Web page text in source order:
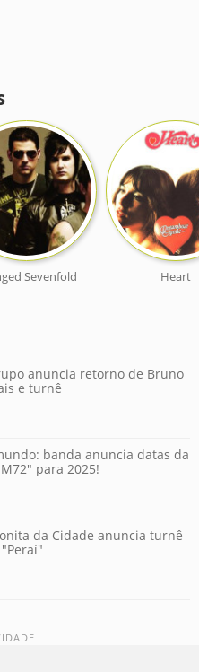
Sevenfold Heart
anuncia retorno de Bruno
e turnê
banda anuncia datas da
para 2025!
da Cidade anuncia turnê